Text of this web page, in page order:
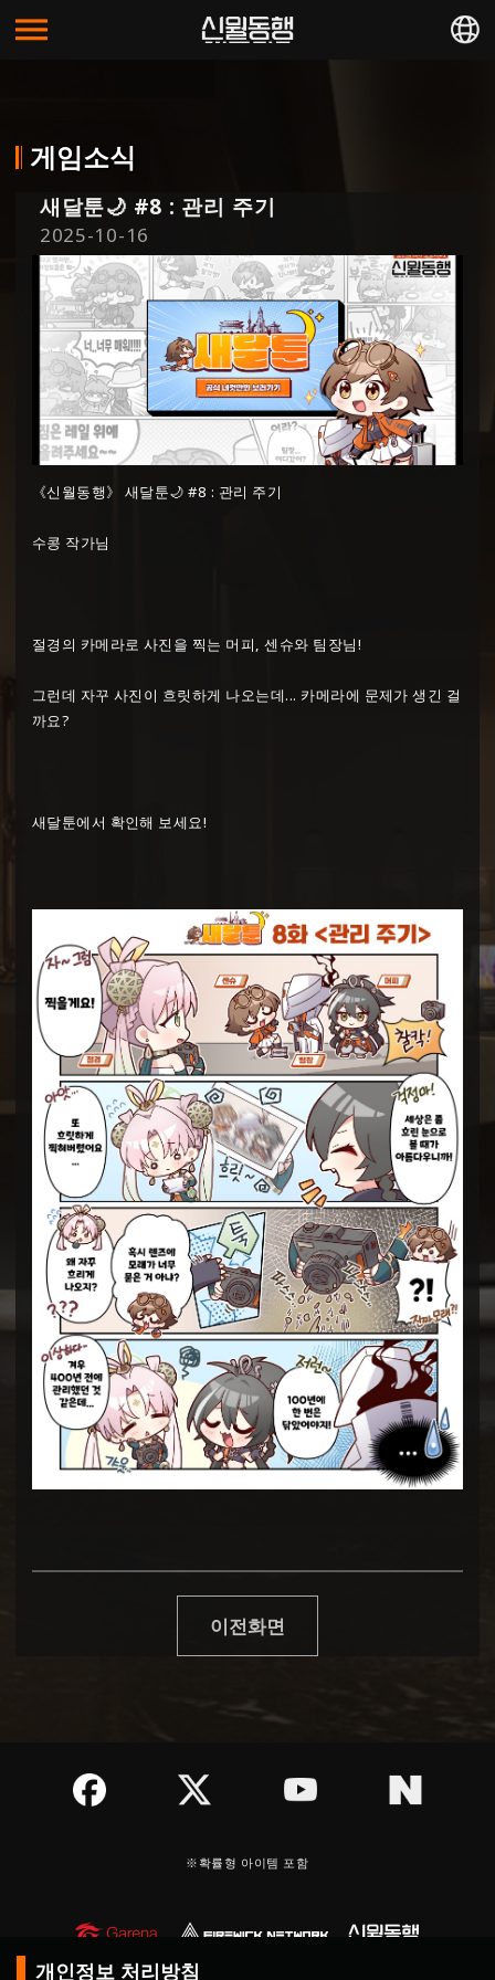
게임소식
새달툰🌙 #8 : 관리 주기
2025-10-16
《신월동행》 새달툰🌙 #8 : 관리 주기
수콩 작가님
절경의 카메라로 사진을 찍는 머피, 센슈와 팀장님!
그런데 자꾸 사진이 흐릿하게 나오는데... 카메라에 문제가 생긴 걸
까요?
새달툰에서 확인해 보세요!
이전화면
※확률형 아이템 포함
개인정보 처리방침